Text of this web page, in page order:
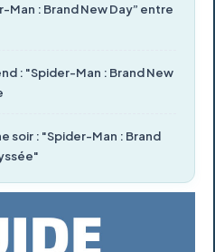
Man : Brand New Day” entre
: "Spider-Man : Brand New
soir : "Spider-Man : Brand